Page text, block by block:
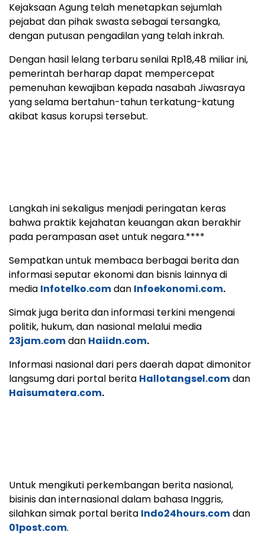
Kejaksaan Agung telah menetapkan sejumlah
pejabat dan pihak swasta sebagai tersangka,
dengan putusan pengadilan yang telah inkrah.
Dengan hasil lelang terbaru senilai Rp18,48 miliar ini,
pemerintah berharap dapat mempercepat
pemenuhan kewajiban kepada nasabah Jiwasraya
yang selama bertahun-tahun terkatung-katung
akibat kasus korupsi tersebut.
Langkah ini sekaligus menjadi peringatan keras
bahwa praktik kejahatan keuangan akan berakhir
pada perampasan aset untuk negara.****
Sempatkan untuk membaca berbagai berita dan
informasi seputar ekonomi dan bisnis lainnya di
media Infotelko.comdan Infoekonomi.com.
Simak juga berita dan informasi terkini mengenai
politik, hukum, dan nasional melalui media
23jam.comdan Haiidn.com.
Informasi nasional dari pers daerah dapat dimonitor
langsumg dari portal berita Hallotangsel.comdan
Haisumatera.com.
Untuk mengikuti perkembangan berita nasional,
bisinis dan internasional dalam bahasa Inggris,
silahkan simak portal berita Indo24hours.comdan
01post.com.